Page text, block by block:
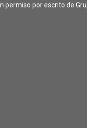
permiso por escrito de